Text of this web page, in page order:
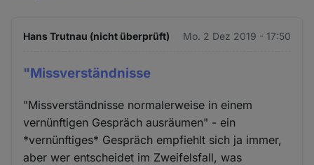
Hans Trutnau (nicht überprüft) Mo. 2 Dez 2019 - 17:50
"Missverständnisse
"Missverständnisse normalerweise in einem
vernünftigen Gespräch ausräumen" - ein
*vernünftiges* Gespräch empfiehlt sich ja immer,
aber wer entscheidet im Zweifelsfall, was